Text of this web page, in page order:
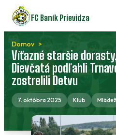
Preskočiť
na
obsah
FC Baník Prievidza
Domov
Víťazné staršie
Dievčatá podľahli
zostrelili Detvu
7. októbra 2025 Klub Mládež